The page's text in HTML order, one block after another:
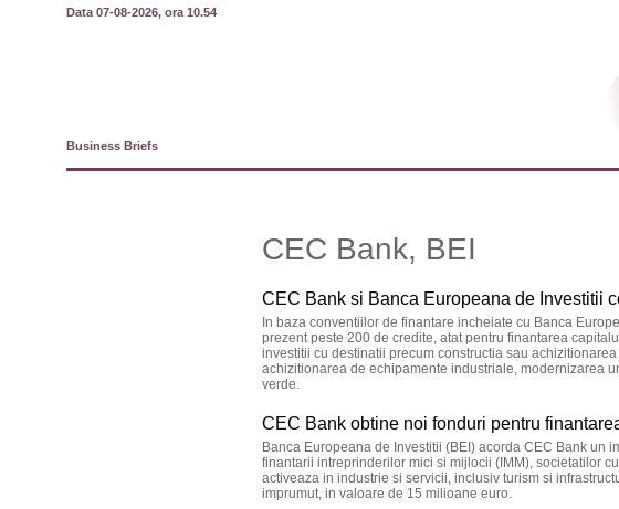
Data 07-08-2026, ora 10.54
Business Briefs
CEC Bank, BEI
CEC Bank si Banca Europeana de Investitii
In baza conventiilor de finantare incheiate cu Banca
prezent peste 200 de credite, atat pentru finantarea
investitii cu destinatii precum constructia sau
achizitionarea de echipamente industriale, modernizarea
verde.
CEC Bank obtine noi fonduri pentru
Banca Europeana de Investitii (BEI) acorda CEC Bank un
finantarii intreprinderilor mici si mijlocii (IMM), societatilor
activeaza in industrie si servicii, inclusiv turism si
imprumut, in valoare de 15 milioane euro.